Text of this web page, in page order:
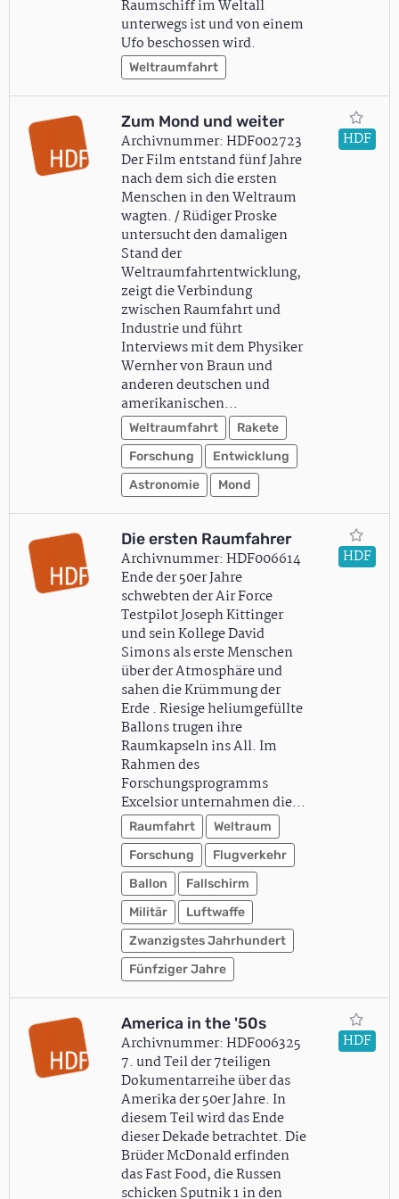
Raumschiff im Weltall
unterwegs ist und von einem
Ufo beschossen wird.
Weltraumfahrt
Zum Mond und weiter
Archivnummer: HDF002723
Der Film entstand fünf Jahre
nach dem sich die ersten
Menschen in den Weltraum
wagten. / Rüdiger Proske
untersucht den damaligen
Stand der
Weltraumfahrtentwicklung,
zeigt die Verbindung
zwischen Raumfahrt und
Industrie und führt
Interviews mit dem Physiker
Wernher von Braun und
anderen deutschen und
amerikanischen…
Weltraumfahrt
Rakete
Forschung
Entwicklung
Astronomie
Mond
HDF
Die ersten Raumfahrer
Archivnummer: HDF006614
Ende der 50er Jahre
schwebten der Air Force
Testpilot Joseph Kittinger
und sein Kollege David
Simons als erste Menschen
über der Atmosphäre und
sahen die Krümmung der
Erde . Riesige heliumgefüllte
Ballons trugen ihre
Raumkapseln ins All. Im
Rahmen des
Forschungsprogramms
Excelsior unternahmen die…
Raumfahrt
Weltraum
Forschung
Flugverkehr
Ballon
Fallschirm
Militär
Luftwaffe
Zwanzigstes Jahrhundert
Fünfziger Jahre
HDF
America in the '50s
Archivnummer: HDF006325
7. und Teil der 7teiligen
Dokumentarreihe über das
Amerika der 50er Jahre. In
diesem Teil wird das Ende
dieser Dekade betrachtet. Die
Brüder McDonald erfinden
das Fast Food, die Russen
schicken Sputnik 1 in den
HDF